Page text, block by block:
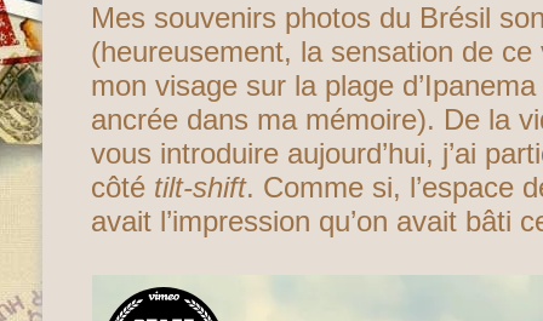
Mes souvenirs photos du Brésil
(heureusement, la sensation de
mon visage sur la plage
ancrée dans ma mémoire). De la
vous introduire aujourd’hui, j’ai
côté tilt-shift. Comme si, l’espace
avait l’impression qu’on avait bâti